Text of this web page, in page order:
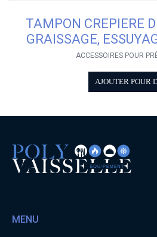
TAMPON CREPIERE
GRAISSAGE,
ACCESSOIRES POUR
AJOUTER POUR
MENU